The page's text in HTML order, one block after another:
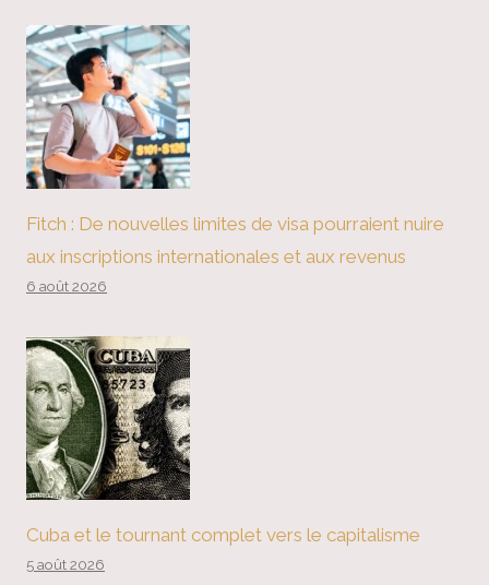
Fitch : De nouvelles limites de visa pourraient nuire
aux inscriptions internationales et aux revenus
6 août 2026
Cuba et le tournant complet vers le capitalisme
5 août 2026